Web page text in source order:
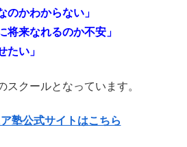
のかわからない」
将来なれるのか不安」
たい」
スクールとなっています。
塾公式サイトはこちら